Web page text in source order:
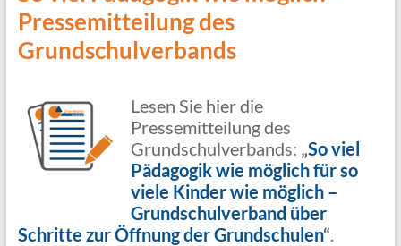
Pressemitteilung des
Grundschulverbands
Lesen Sie hier die
Pressemitteilung des
Grundschulverbands: „So viel
Pädagogik wie möglich für so
viele Kinder wie möglich –
Grundschulverband über
Schritte zur Öffnung der Grundschulen“.